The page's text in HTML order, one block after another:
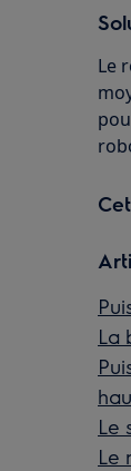
Le
La
Le
Le